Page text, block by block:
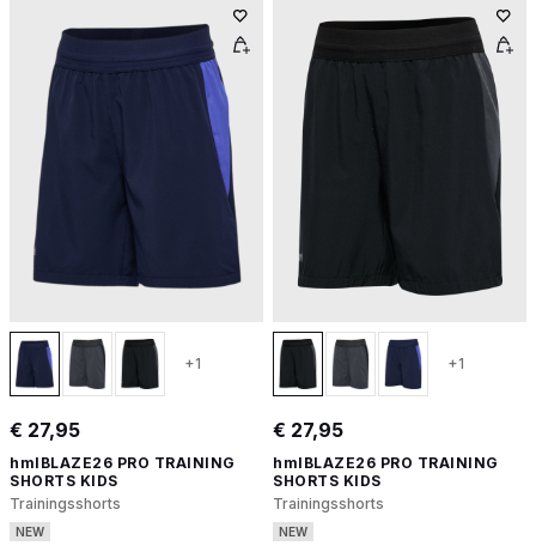
+1
€ 27,95
hmlBLAZE26 PRO TRAINING
SHORTS KIDS
Trainingsshorts
NEW
+1
€ 27,95
hmlBLAZE26 PRO TRAINING
SHORTS KIDS
Trainingsshorts
NEW